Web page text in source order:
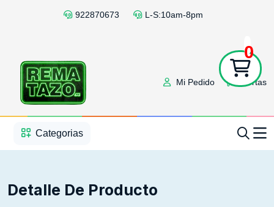
922870673 L-S:10am-8pm
Mi Pedido Ofertas
0
Categorias
Detalle De Producto